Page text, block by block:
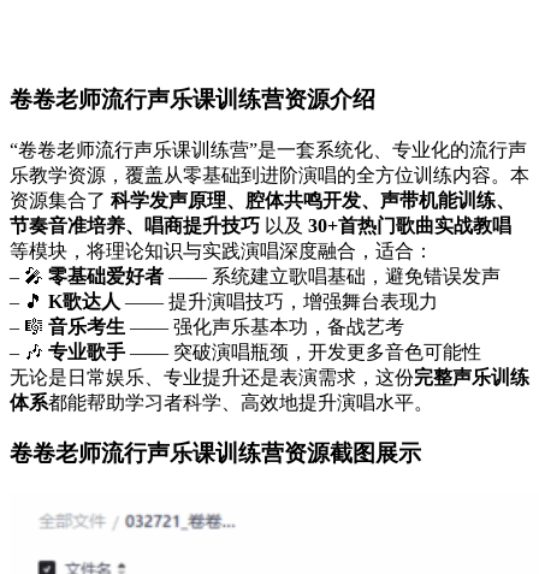
卷卷老师流行声乐课训练营资源介绍
“卷卷老师流行声乐课训练营”是一套系统化、专业化的流行声
乐教学资源，覆盖从零基础到进阶演唱的全方位训练内容。本
资源集合了 科学发声原理、腔体共鸣开发、声带机能训练、
节奏音准培养、唱商提升技巧 以及 30+首热门歌曲实战教唱
等模块，将理论知识与实践演唱深度融合，适合：
– 🎤 零基础爱好者 —— 系统建立歌唱基础，避免错误发声
– 🎵 K歌达人 —— 提升演唱技巧，增强舞台表现力
– 🎼 音乐考生 —— 强化声乐基本功，备战艺考
– 🎶 专业歌手 —— 突破演唱瓶颈，开发更多音色可能性
无论是日常娱乐、专业提升还是表演需求，这份完整声乐训练
体系都能帮助学习者科学、高效地提升演唱水平。
卷卷老师流行声乐课训练营资源截图展示